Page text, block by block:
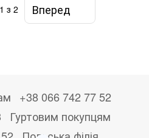
1 з 2 Вперед
+38 066 742 77 52
Гуртовим покупцям